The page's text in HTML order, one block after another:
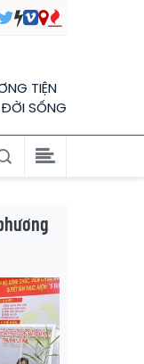
TIỆN
SỐNG